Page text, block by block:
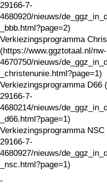
29166-7-
4680920/nieuws/
_bbb.html?page=2)
Verkiezingsprogramma
(https://www.ggztotaal.nl/
4670750/nieuws/
_christenunie.html?page=1)
Verkiezingsprogramma D66
29166-7-
4680214/nieuws/
_d66.html?page=1)
Verkiezingsprogramma
29166-7-
4680927/nieuws/
_nsc.html?page=1)
-